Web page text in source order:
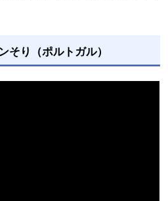
そり（ポルトガル）